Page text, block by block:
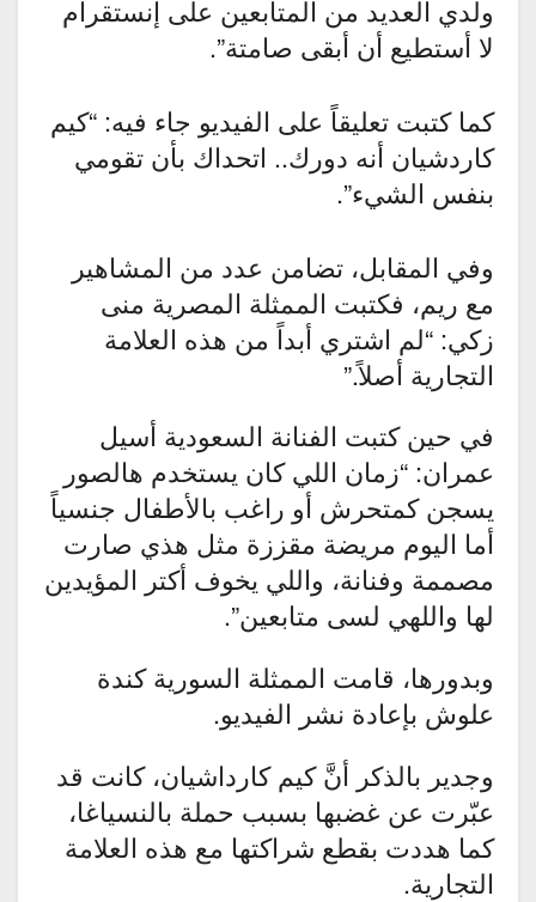
ولدي العديد من المتابعين على إنستقرام
لا أستطيع أن أبقى صامتة”.
كما كتبت تعليقاً على الفيديو جاء فيه: “كيم
كاردشيان أنه دورك.. اتحداك بأن تقومي
بنفس الشيء”.
وفي المقابل، تضامن عدد من المشاهير
مع ريم، فكتبت الممثلة المصرية منى
زكي: “لم اشتري أبداً من هذه العلامة
التجارية أصلاً.”
في حين كتبت الفنانة السعودية أسيل
عمران: “زمان اللي كان يستخدم هالصور
يسجن كمتحرش أو راغب بالأطفال جنسياً
أما اليوم مريضة مقززة مثل هذي صارت
مصممة وفنانة، واللي يخوف أكتر المؤيدين
لها واللهي لسى متابعين”.
وبدورها، قامت الممثلة السورية كندة
علوش بإعادة نشر الفيديو.
وجدير بالذكر أنَّ كيم كارداشيان، كانت قد
عبّرت عن غضبها بسبب حملة بالنسياغا،
كما هددت بقطع شراكتها مع هذه العلامة
التجارية.